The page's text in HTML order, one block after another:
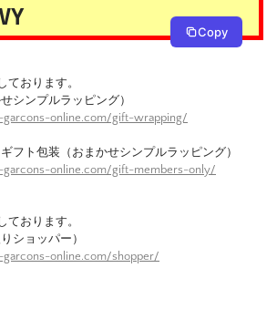
Copy
ております。
シンプルラッピング）
online.com/gift-wrapping/
フト包装（おまかせシンプルラッピング）
online.com/gift-members-only/
ております。
ショッパー）
online.com/shopper/